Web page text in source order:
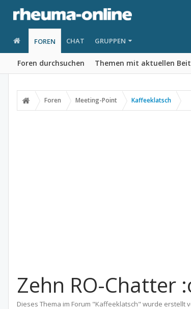
FOREN
Foren durchsuchen Themen mit aktuellen
CHAT GRUPPEN
Foren Meeting-Point Kaffeeklatsch
Zehn RO-Chatter
Dieses Thema im Forum "Kaffeeklatsch" wurde erstellt